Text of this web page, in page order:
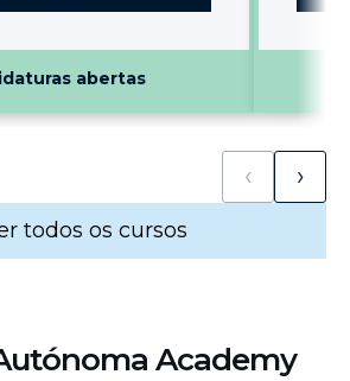
abertas
‹ ›
todos os cursos
Academy